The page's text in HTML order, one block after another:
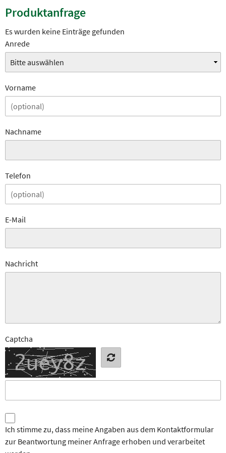
Produktanfrage
Es wurden keine Einträge gefunden
Anrede
Vorname
Nachname
Telefon
E-Mail
Nachricht
Captcha
Ich stimme zu, dass meine Angaben aus dem Kontaktformular
zur Beantwortung meiner Anfrage erhoben und verarbeitet